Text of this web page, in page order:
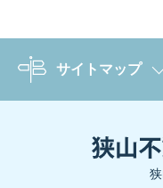
サイトマップ